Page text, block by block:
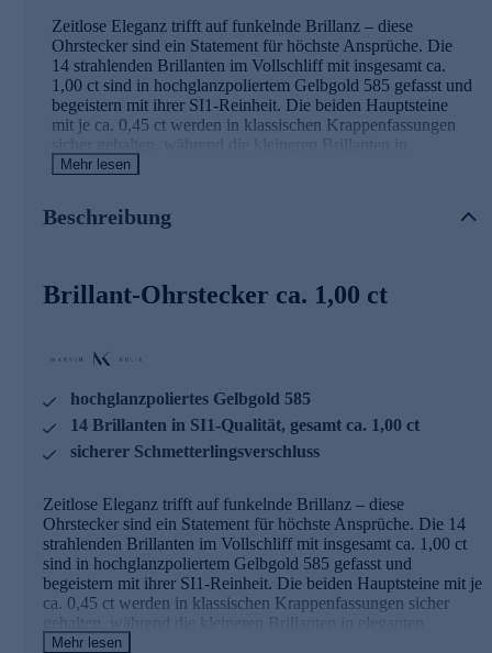
Zeitlose Eleganz trifft auf funkelnde Brillanz – diese
Ohrstecker sind ein Statement für höchste Ansprüche. Die
14 strahlenden Brillanten im Vollschliff mit insgesamt ca.
1,00 ct sind in hochglanzpoliertem Gelbgold 585 gefasst und
begeistern mit ihrer SI1-Reinheit. Die beiden Hauptsteine
mit je ca. 0,45 ct werden in klassischen Krappenfassungen
sicher gehalten, während die kleineren Brillanten in
eleganten Kanalfassungen das Design perfekt abrunden. Das
eine luxuriöse Ausstrahlung. Der praktische
angeht, gehen wir keine Kompromisse ein. Aus diesem
Grund werden unsere Schmuckwaren von unserer
Prüfprozesse Prüfungen auf Konformität mit den
Edelmetallkontrollgesetzgebung. Ein Schmuckstück, das Sie
jeden Tag aufs Neue verzaubern wird und zu jedem Anlass
die perfekte Wahl ist.
Mehr lesen
Beschreibung
Brillant-Ohrstecker ca. 1,00 ct
hochglanzpoliertes Gelbgold 585
14 Brillanten in SI1-Qualität, gesamt ca. 1,00 ct
sicherer Schmetterlingsverschluss
Zeitlose Eleganz trifft auf funkelnde Brillanz – diese
Ohrstecker sind ein Statement für höchste Ansprüche. Die 14
strahlenden Brillanten im Vollschliff mit insgesamt ca. 1,00 ct
sind in hochglanzpoliertem Gelbgold 585 gefasst und
begeistern mit ihrer SI1-Reinheit. Die beiden Hauptsteine mit je
ca. 0,45 ct werden in klassischen Krappenfassungen sicher
gehalten, während die kleineren Brillanten in eleganten
Kanalfassungen das Design perfekt abrunden. Das warme
Mehr lesen